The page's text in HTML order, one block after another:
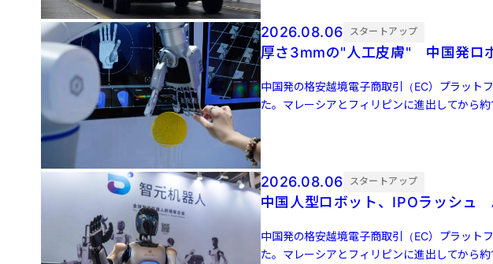
2026.08.06 スタートアップ
厚さ3mmの"人工皮膚" 中国発ロ
中国発の格安越境電子商取引（EC）プラット
た。マレーシアとフィリピンに進出してから
2026.08.06 スタートアップ
中国人型ロボット、IPOラッシ
中国発の格安越境電子商取引（EC）プラット
た。マレーシアとフィリピンに進出してから